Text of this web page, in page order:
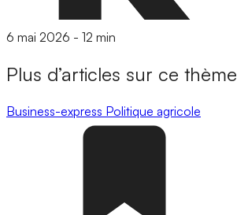
6 mai 2026 - 12 min
Plus d’articles sur ce thème
Business-express Politique agricole